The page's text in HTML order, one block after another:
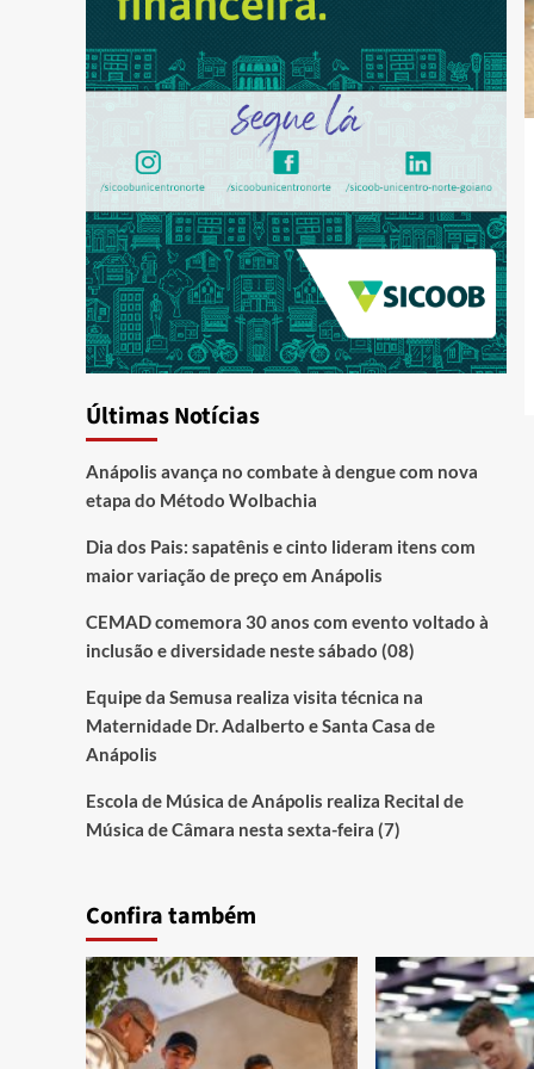
Últimas Notícias
Anápolis avança no combate à dengue com nova
etapa do Método Wolbachia
Dia dos Pais: sapatênis e cinto lideram itens com
maior variação de preço em Anápolis
CEMAD comemora 30 anos com evento voltado à
inclusão e diversidade neste sábado (08)
Equipe da Semusa realiza visita técnica na
Maternidade Dr. Adalberto e Santa Casa de
Anápolis
Escola de Música de Anápolis realiza Recital de
Música de Câmara nesta sexta-feira (7)
Confira também